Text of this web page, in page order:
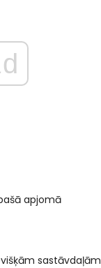
apjomā
sastāvdaļām